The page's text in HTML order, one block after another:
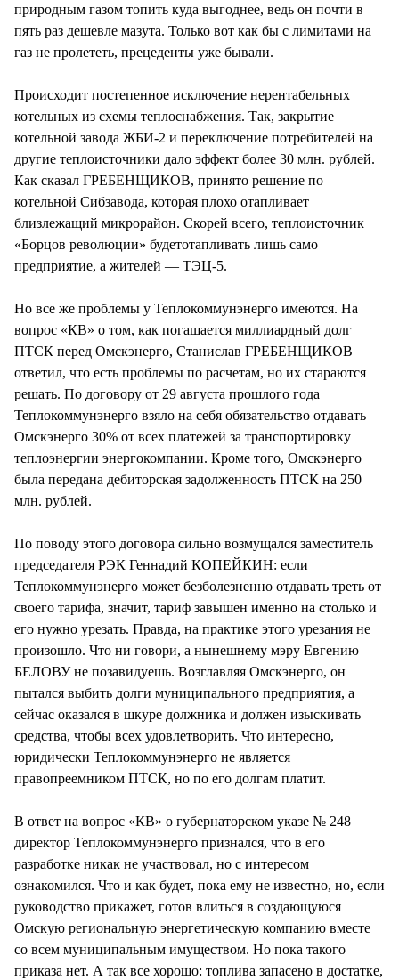
природным газом топить куда выгоднее, ведь он почти в
пять раз дешевле мазута. Только вот как бы с лимитами на
газ не пролететь, прецеденты уже бывали.
Происходит постепенное исключение нерентабельных
котельных из схемы теплоснабжения. Так, закрытие
котельной завода ЖБИ-2 и переключение потребителей на
другие теплоисточники дало эффект более 30 млн. рублей.
Как сказал ГРЕБЕНЩИКОВ, принято решение по
котельной Сибзавода, которая плохо отапливает
близлежащий микрорайон. Скорей всего, теплоисточник
«Борцов революции» будетотапливать лишь само
предприятие, а жителей — ТЭЦ-5.
Но все же проблемы у Теплокоммунэнерго имеются. На
вопрос «КВ» о том, как погашается миллиардный долг
ПТСК перед Омскэнерго, Станислав ГРЕБЕНЩИКОВ
ответил, что есть проблемы по расчетам, но их стараются
решать. По договору от 29 августа прошлого года
Теплокоммунэнерго взяло на себя обязательство отдавать
Омскэнерго 30% от всех платежей за транспортировку
теплоэнергии энергокомпании. Кроме того, Омскэнерго
была передана дебиторская задолженность ПТСК на 250
млн. рублей.
По поводу этого договора сильно возмущался заместитель
председателя РЭК Геннадий КОПЕЙКИН: если
Теплокоммунэнерго может безболезненно отдавать треть от
своего тарифа, значит, тариф завышен именно на столько и
его нужно урезать. Правда, на практике этого урезания не
произошло. Что ни говори, а нынешнему мэру Евгению
БЕЛОВУ не позавидуешь. Возглавляя Омскэнерго, он
пытался выбить долги муниципального предприятия, а
сейчас оказался в шкуре должника и должен изыскивать
средства, чтобы всех удовлетворить. Что интересно,
юридически Теплокоммунэнерго не является
правопреемником ПТСК, но по его долгам платит.
В ответ на вопрос «КВ» о губернаторском указе № 248
директор Теплокоммунэнерго признался, что в его
разработке никак не участвовал, но с интересом
ознакомился. Что и как будет, пока ему не известно, но, если
руководство прикажет, готов влиться в создающуюся
Омскую региональную энергетическую компанию вместе
со всем муниципальным имуществом. Но пока такого
приказа нет. А так все хорошо: топлива запасено в достатке,